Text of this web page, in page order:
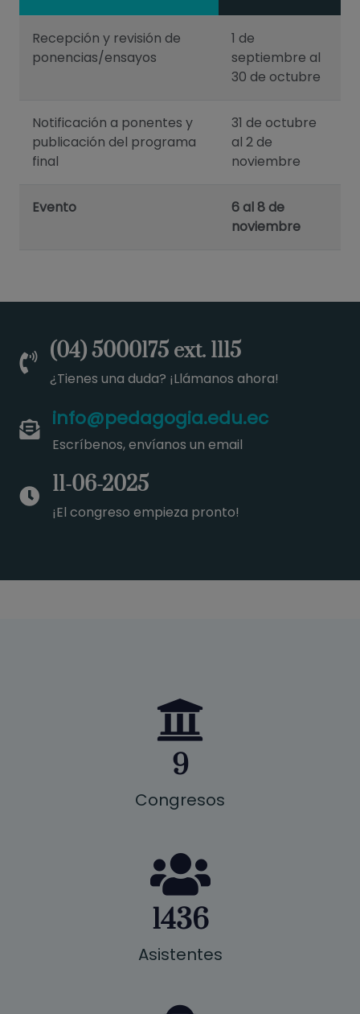
Recepción y revisión de
ponencias/ensayos
1 de
septiembre al
30 de octubre
Notificación a ponentes y
publicación del programa
final
31 de octubre
al 2 de
noviembre
Evento
6 al 8 de
noviembre
(04) 5000175 ext. 1115
¿Tienes una duda? ¡Llámanos ahora!
info@pedagogia.edu.ec
Escríbenos, envíanos un email
11-06-2025
¡El congreso empieza pronto!
9
Congresos
1436
Asistentes